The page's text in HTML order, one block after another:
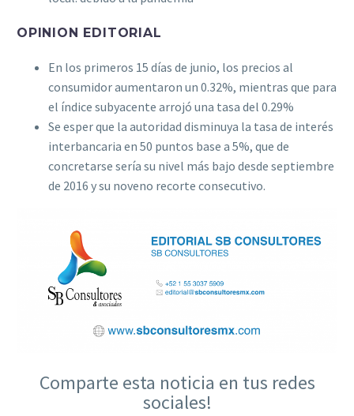
OPINION EDITORIAL
En los primeros 15 días de junio, los precios al
consumidor aumentaron un 0.32%, mientras que para
el índice subyacente arrojó una tasa del 0.29%
Se esper que la autoridad disminuya la tasa de interés
interbancaria en 50 puntos base a 5%, que de
concretarse sería su nivel más bajo desde septiembre
de 2016 y su noveno recorte consecutivo.
Comparte esta noticia en tus redes
sociales!